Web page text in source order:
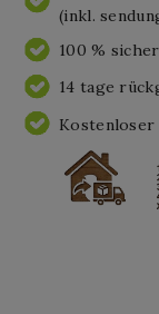
(inkl.
100 %
14 tage
Kostenloser